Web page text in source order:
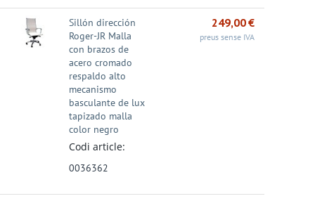
Sillón dirección
Roger-JR Malla
con brazos de
acero cromado
respaldo alto
mecanismo
basculante de lux
tapizado malla
color negro
Codi article:
0036362
249,00€
preus sense IVA